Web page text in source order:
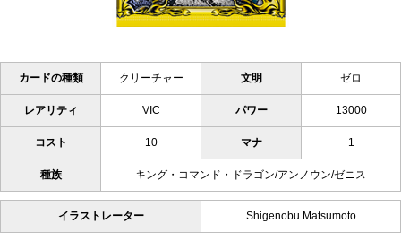
カードの種類 クリーチャー 文明 ゼロ
レアリティ VIC パワー 13000
コスト 10 マナ 1
種族 キング・コマンド・ドラゴン/アンノウン/ゼニス
イラストレーター Shigenobu Matsumoto